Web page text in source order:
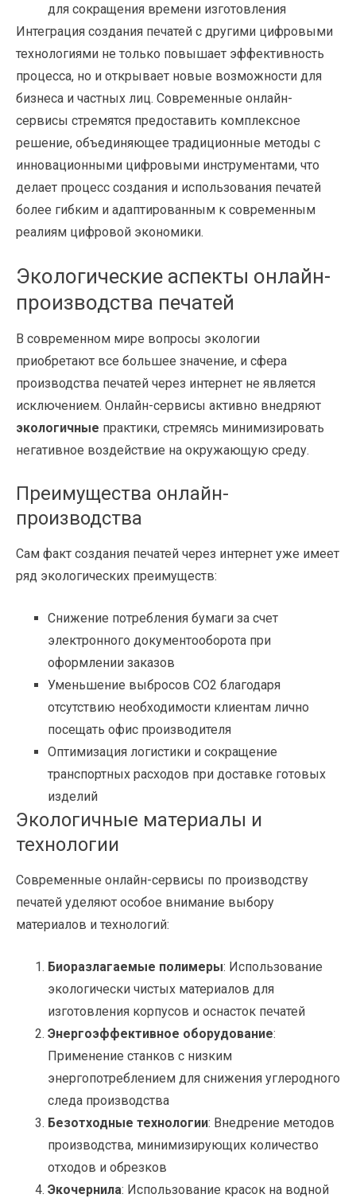
для сокращения времени изготовления
Интеграция создания печатей с другими цифровыми
технологиями не только повышает эффективность
процесса, но и открывает новые возможности для
бизнеса и частных лиц. Современные онлайн-
сервисы стремятся предоставить комплексное
решение, объединяющее традиционные методы с
инновационными цифровыми инструментами, что
делает процесс создания и использования печатей
более гибким и адаптированным к современным
реалиям цифровой экономики.
Экологические аспекты онлайн-
производства печатей
В современном мире вопросы экологии
приобретают все большее значение, и сфера
производства печатей через интернет не является
исключением. Онлайн-сервисы активно внедряют
экологичные практики, стремясь минимизировать
негативное воздействие на окружающую среду.
Преимущества онлайн-
производства
Сам факт создания печатей через интернет уже имеет
ряд экологических преимуществ:
Снижение потребления бумаги за счет
электронного документооборота при
оформлении заказов
Уменьшение выбросов CO2 благодаря
отсутствию необходимости клиентам лично
посещать офис производителя
Оптимизация логистики и сокращение
транспортных расходов при доставке готовых
изделий
Экологичные материалы и
технологии
Современные онлайн-сервисы по производству
печатей уделяют особое внимание выбору
материалов и технологий:
Биоразлагаемые полимеры: Использование
экологически чистых материалов для
изготовления корпусов и оснасток печатей
Энергоэффективное оборудование:
Применение станков с низким
энергопотреблением для снижения углеродного
следа производства
Безотходные технологии: Внедрение методов
производства, минимизирующих количество
отходов и обрезков
Экочернила: Использование красок на водной